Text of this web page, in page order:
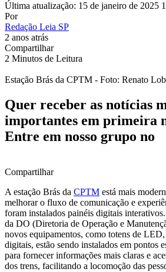
Última atualização: 15 de janeiro de 2025
Por
Redação Leia SP
2 anos atrás
Compartilhar
2 Minutos de Leitura
Estação Brás da CPTM - Foto: Renato
Quer receber as notícias
importantes em primeira
Entre em nosso grupo no
Compartilhar
A estação Brás da CPTM está mais
melhorar o fluxo de comunicação e
foram instalados painéis digitais
da DO (Diretoria de Operação e
novos equipamentos, como totens de
digitais, estão sendo instalados em pontos
para fornecer informações mais claras e
dos trens, facilitando a locomoção das